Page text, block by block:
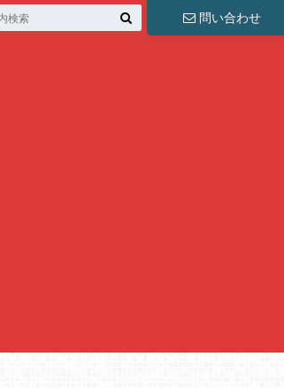
問い合わせ